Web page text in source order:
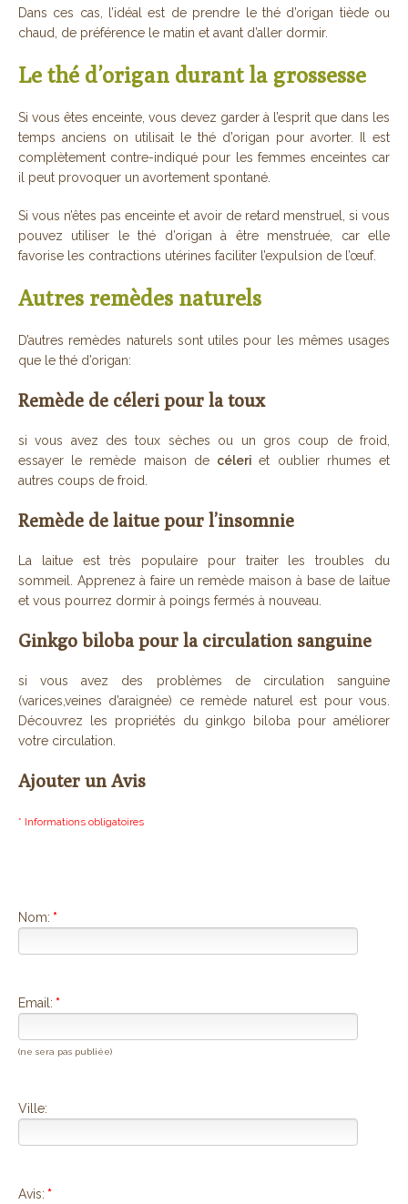
Dans ces cas, l’idéal est de prendre le thé d’origan tiède ou
chaud, de préférence le matin et avant d’aller dormir.
Le thé d’origan durant la grossesse
Si vous êtes enceinte, vous devez garder à l’esprit que dans les
temps anciens on utilisait le thé d’origan pour avorter. Il est
complètement contre-indiqué pour les femmes enceintes car
il peut provoquer un avortement spontané.
Si vous n’êtes pas enceinte et avoir de retard menstruel, si vous
pouvez utiliser le thé d’origan à être menstruée, car elle
favorise les contractions utérines faciliter l’expulsion de l’œuf.
Autres remèdes naturels
D’autres remèdes naturels sont utiles pour les mêmes usages
que le thé d’origan:
Remède de céleri pour la toux
si vous avez des toux sèches ou un gros coup de froid,
essayer le remède maison de céleriet oublier rhumes et
autres coups de froid.
Remède de laitue pour l’insomnie
La laitue est très populaire pour traiter les troubles du
sommeil. Apprenez à faire un remède maison à base de laitue
et vous pourrez dormir à poings fermés à nouveau.
Ginkgo biloba pour la circulation sanguine
si vous avez des problèmes de circulation sanguine
(varices,veines d’araignée) ce remède naturel est pour vous.
Découvrez les propriétés du ginkgo biloba pour améliorer
votre circulation.
Ajouter un Avis
* Informations obligatoires
Nom: *
Email: *
(ne sera pas publiée)
Ville:
Avis: *